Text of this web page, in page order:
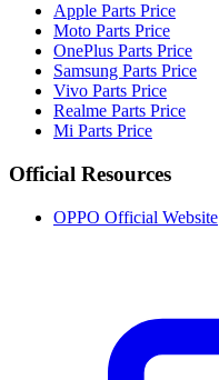
Apple Parts Price
Moto Parts Price
OnePlus Parts Price
Samsung Parts Price
Vivo Parts Price
Realme Parts Price
Mi Parts Price
Official Resources
OPPO Official Website